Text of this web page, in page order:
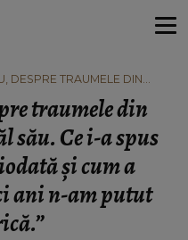
DESPRE TRAUMELE DIN
NICIODATĂ ȘI CUM A ARĂTAT
N-AM PUTUT SĂ INTRĂM ÎN
traumele din
său. Ce i-a spus
și cum a
ani n-am putut